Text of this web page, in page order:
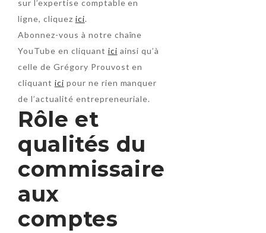
sur l’expertise comptable en
ligne, cliquez ici.
Abonnez-vous à notre chaîne
YouTube en cliquant ici ainsi qu’à
celle de Grégory Prouvost en
cliquant ici pour ne rien manquer
de l’actualité entrepreneuriale.
Rôle et
qualités du
commissaire
aux
comptes